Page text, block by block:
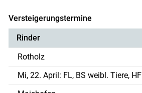
Versteigerungstermine
Rinder
Rotholz
Mi, 22. April: FL, BS weibl. Tiere, HF